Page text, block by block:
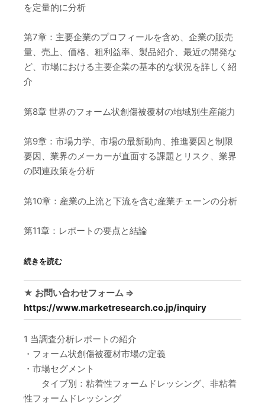
を定量的に分析
第7章：主要企業のプロフィールを含め、企業の販売
量、売上、価格、粗利益率、製品紹介、最近の開発な
ど、市場における主要企業の基本的な状況を詳しく紹
介
第8章 世界のフォーム状創傷被覆材の地域別生産能力
第9章：市場力学、市場の最新動向、推進要因と制限
要因、業界のメーカーが直面する課題とリスク、業界
の関連政策を分析
第10章：産業の上流と下流を含む産業チェーンの分析
第11章：レポートの要点と結論
続きを読む
★ お問い合わせフォーム ⇒
https://www.marketresearch.co.jp/inquiry
1 当調査分析レポートの紹介
・フォーム状創傷被覆材市場の定義
・市場セグメント
タイプ別：粘着性フォームドレッシング、非粘着
性フォームドレッシング